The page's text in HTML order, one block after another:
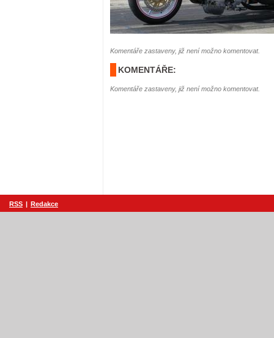
Komentáře zastaveny, již není možno komentovat.
KOMENTÁŘE:
Komentáře zastaveny, již není možno komentovat.
RSS | Redakce